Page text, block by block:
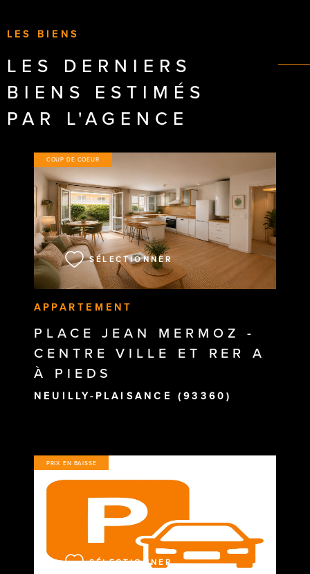
LES BIENS
LES DERNIERS
BIENS ESTIMÉS
PAR L'AGENCE
APPARTEMENT
PLACE JEAN MERMOZ -
CENTRE VILLE ET RER A
À PIEDS
NEUILLY-PLAISANCE (93360)
COUP DE COEUR
SÉLECTIONNER
VOIR LE BIEN
PRIX EN BAISSE
SÉLECTIONNER
VOIR LE BIEN